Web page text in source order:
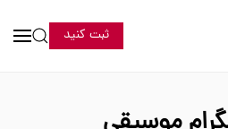
ثبت کنید